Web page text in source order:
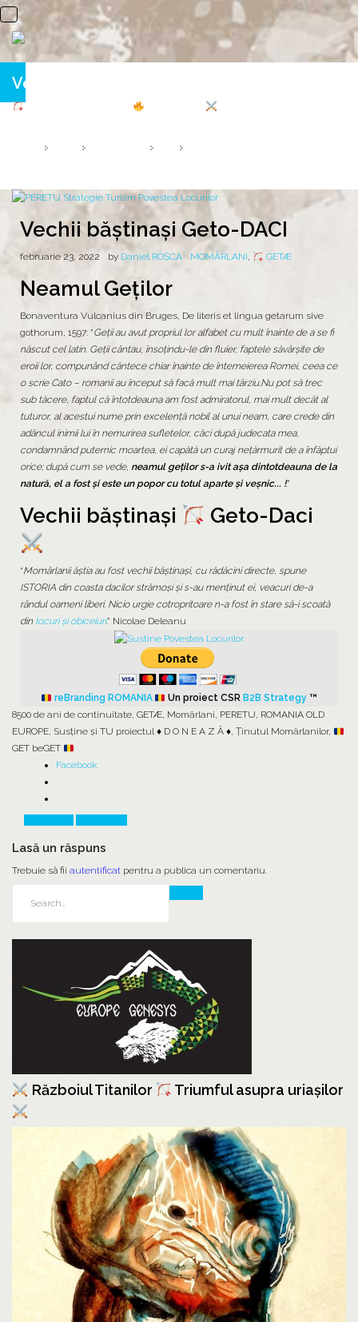
Vechii băștinași Geto-DACI
Vechii băștinași Geto-DACI
februarie 23, 2022 by Daniel ROȘCA MOMÂRLANI, GETÆ
Neamul Geţilor
Bonaventura Vulcanius din Bruges, De literis et lingua getarum sive
gothorum, 1597: “Geții au avut propriul lor alfabet cu mult înainte de a se fi
născut cel latin. Geții cântau, însoțindu-le din fluier, faptele săvârșite de
eroii lor, compunând cântece chiar înainte de întemeierea Romei, ceea ce
o scrie Cato – romanii au început să facă mult mai târziu.Nu pot să trec
sub tăcere, faptul că întotdeauna am fost admiratorul, mai mult decât al
tuturor, al acestui nume prin excelenţă nobil al unui neam, care crede din
adâncul inimii lui în nemurirea sufletelor, căci după judecata mea,
condamnând puternic moartea, ei capătă un curaj neţărmurit de a înfăptui
orice; după cum se vede, neamul geţilor s-a ivit aşa dintotdeauna de la
natură, el a fost şi este un popor cu totul aparte şi veşnic... !.”
Vechii băștinași Geto-Daci
“Momârlanii ăștia au fost vechii băștinași, cu rădăcini directe, spune
ISTORIA din coasta dacilor strămoși și s-au menținut ei, veacuri de-a
rândul oameni liberi. Nicio urgie cotropritoare n-a fost în stare să-i scoată
din locuri și obiceiuri.” Nicolae Deleanu
reBranding ROMANIA Un proiect CSR B2B Strategy ™
8500 de ani de continuitate, GETÆ, Momârlani, PERETU, ROMANIA OLD
EUROPE, Susține și TU proiectul ♦ D O N E A Z Ă ♦, Ținutul Momârlanilor,
GET beGET
Facebook
Lasă un răspuns
Trebuie să fii autentificat pentru a publica un comentariu.
Războiul Titanilor Triumful asupra uriașilor